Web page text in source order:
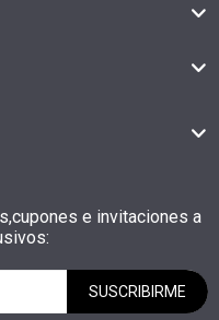
e invitaciones a
SUSCRIBIRME